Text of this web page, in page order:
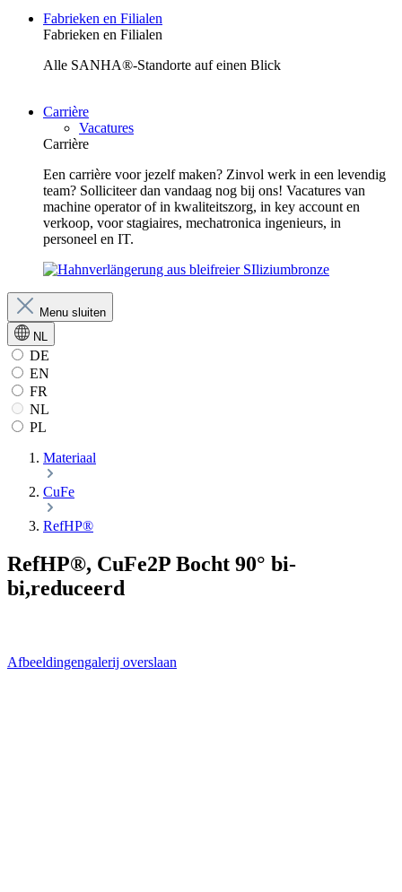
Fabrieken en Filialen
Fabrieken en Filialen
Alle SANHA®-Standorte auf einen Blick
Carrière
Vacatures
Carrière
Een carrière voor jezelf maken? Zinvol werk in een levendig
team? Solliciteer dan vandaag nog bij ons! Vacatures van
machine operator of in kwaliteitszorg, in key account en
verkoop, voor stagiaires, mechatronica ingenieurs, in
personeel en IT.
Menu sluiten
NL
DE
EN
FR
NL
PL
Materiaal
CuFe
RefHP®
RefHP®, CuFe2P Bocht 90° bi-
bi,reduceerd
Afbeeldingengalerij overslaan